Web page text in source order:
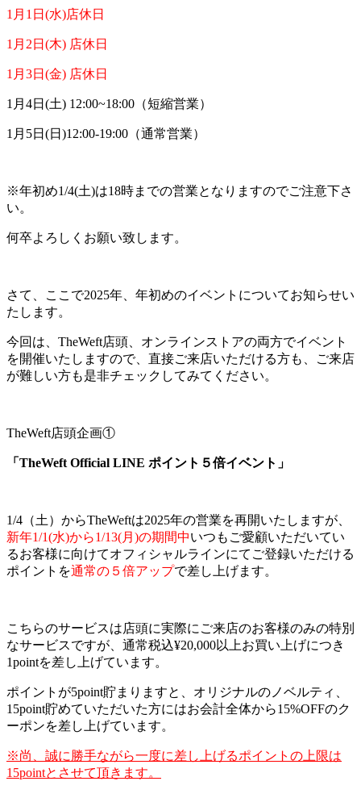
1月1日(水)店休日
1月2日(木) 店休日
1月3日(金) 店休日
1月4日(土) 12:00~18:00（短縮営業）
1月5日(日)12:00-19:00（通常営業）
※年初め1/4(土)は18時までの営業となりますのでご注意下さ
い。
何卒よろしくお願い致します。
さて、ここで2025年、年初めのイベントについてお知らせい
たします。
今回は、TheWeft店頭、オンラインストアの両方でイベント
を開催いたしますので、直接ご来店いただける方も、ご来店
が難しい方も是非チェックしてみてください。
TheWeft店頭企画①
「TheWeft Official LINE ポイント５倍イベント」
1/4（土）からTheWeftは2025年の営業を再開いたしますが、
新年1/1(水)から1/13(月)の期間中いつもご愛顧いただいてい
るお客様に向けてオフィシャルラインにてご登録いただける
ポイントを通常の５倍アップで差し上げます。
こちらのサービスは店頭に実際にご来店のお客様のみの特別
なサービスですが、通常税込¥20,000以上お買い上げにつき
1pointを差し上げています。
ポイントが5point貯まりますと、オリジナルのノベルティ、
15point貯めていただいた方にはお会計全体から15%OFFのク
ーポンを差し上げています。
※尚、誠に勝手ながら一度に差し上げるポイントの上限は
15pointとさせて頂きます。